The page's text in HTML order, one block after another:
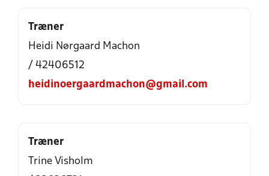
Træner
Heidi Nørgaard Machon
/ 42406512
heidinoergaardmachon@gmail.com
Træner
Trine Visholm